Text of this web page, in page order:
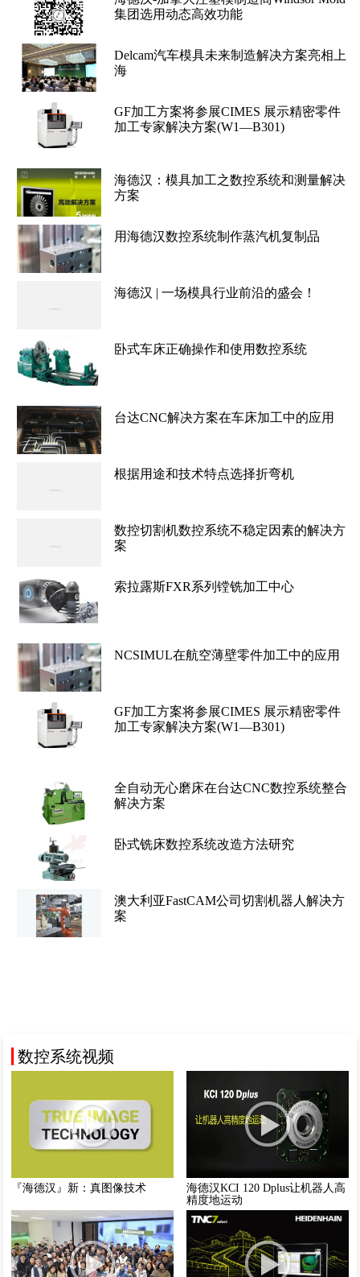
集团选用动态高效功能
Delcam汽车模具未来制造解决方案亮相上
海
GF加工方案将参展CIMES 展示精密零件
加工专家解决方案(W1—B301)
海德汉：模具加工之数控系统和测量解决
方案
用海德汉数控系统制作蒸汽机复制品
海德汉 | 一场模具行业前沿的盛会！
卧式车床正确操作和使用数控系统
台达CNC解决方案在车床加工中的应用
根据用途和技术特点选择折弯机
数控切割机数控系统不稳定因素的解决方
案
索拉露斯FXR系列镗铣加工中心
NCSIMUL在航空薄壁零件加工中的应用
GF加工方案将参展CIMES 展示精密零件
加工专家解决方案(W1—B301)
全自动无心磨床在台达CNC数控系统整合
解决方案
卧式铣床数控系统改造方法研究
澳大利亚FastCAM公司切割机器人解决方
案
数控系统视频
『海德汉』新：真图像技术
海德汉KCI 120 Dplus让机器人高
精度地运动